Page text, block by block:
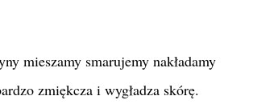
mieszamy smarujemy nakładamy
zmiękcza i wygładza skórę.